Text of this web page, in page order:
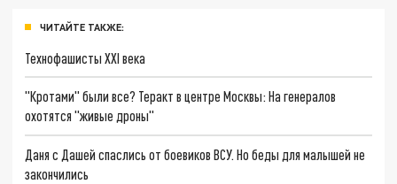
ЧИТАЙТЕ ТАКЖЕ:
Технофашисты XXI века
"Кротами" были все? Теракт в центре Москвы: На генералов
охотятся "живые дроны"
Даня с Дашей спаслись от боевиков ВСУ. Но беды для малышей не
закончились